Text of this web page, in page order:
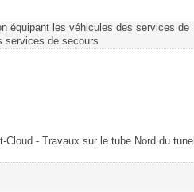
équipant les véhicules des services de
services de secours
- Travaux sur le tube Nord du tunel